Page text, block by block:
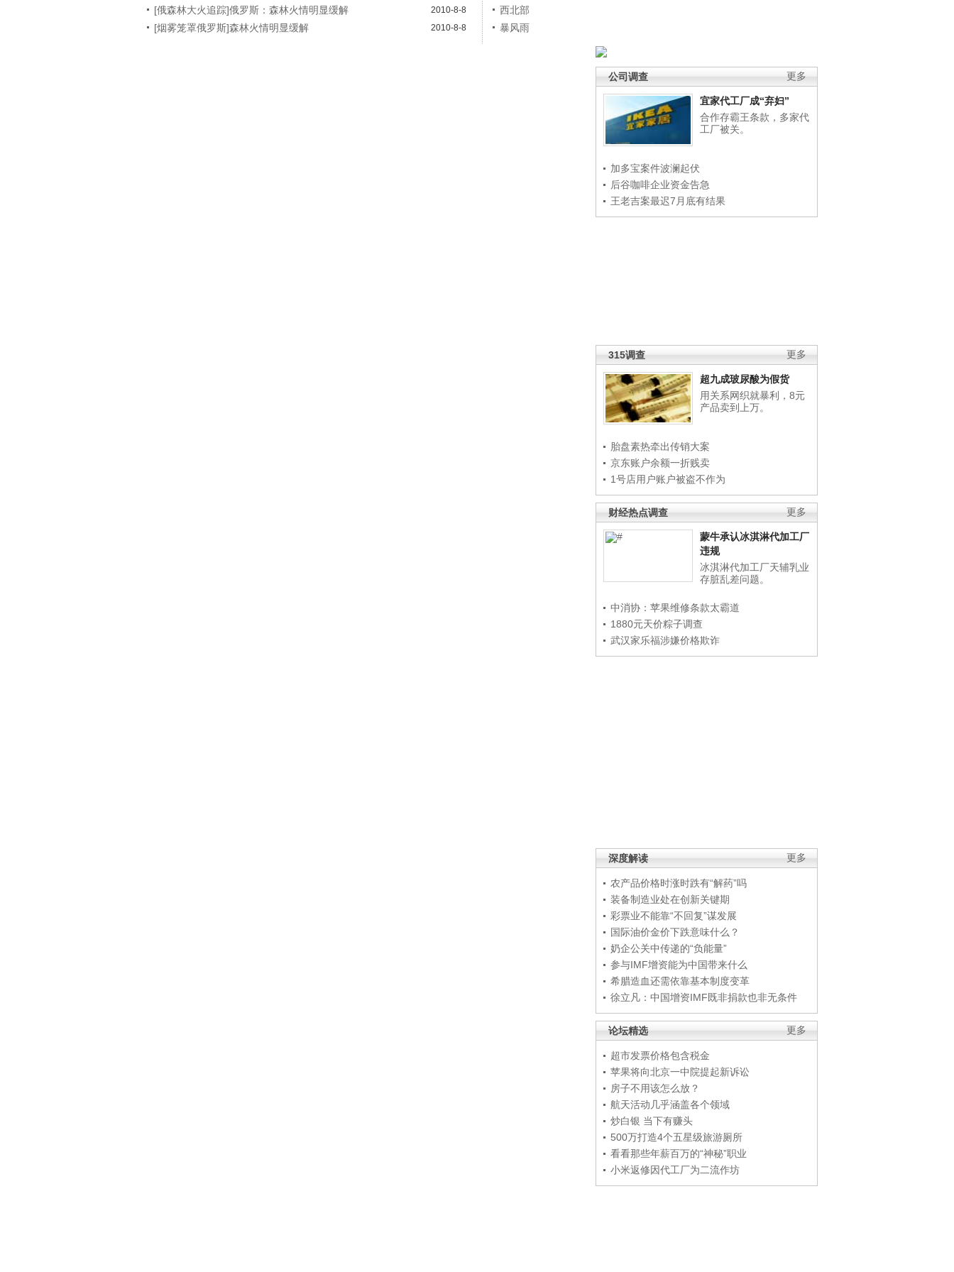
更多
公司调查
宜家代工厂成“弃妇”
合作存霸王条款，多家代
工厂被关。
加多宝案件波澜起伏
后谷咖啡企业资金告急
王老吉案最迟7月底有结果
更多
315调查
超九成玻尿酸为假货
用关系网织就暴利，8元
产品卖到上万。
胎盘素热牵出传销大案
京东账户余额一折贱卖
1号店用户账户被盗不作为
更多
财经热点调查
蒙牛承认冰淇淋代加工厂
违规
冰淇淋代加工厂天辅乳业
存脏乱差问题。
中消协：苹果维修条款太霸道
1880元天价粽子调查
武汉家乐福涉嫌价格欺诈
更多
深度解读
农产品价格时涨时跌有“解药”吗
装备制造业处在创新关键期
彩票业不能靠“不回复”谋发展
国际油价金价下跌意味什么？
奶企公关中传递的“负能量”
参与IMF增资能为中国带来什么
希腊造血还需依靠基本制度变革
徐立凡：中国增资IMF既非捐款也非无条件
更多
论坛精选
超市发票价格包含税金
苹果将向北京一中院提起新诉讼
房子不用该怎么放？
航天活动几乎涵盖各个领域
炒白银 当下有赚头
500万打造4个五星级旅游厕所
看看那些年薪百万的“神秘”职业
小米返修因代工厂为二流作坊
[俄森林大火追踪]俄罗斯：森林火情明显缓解 2010-8-8
[烟雾笼罩俄罗斯]森林火情明显缓解 2010-8-8
西北部
暴风雨